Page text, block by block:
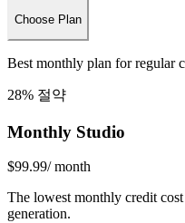
Choose Plan
Best monthly plan for regular
28% 절약
Monthly Studio
$99.99/ month
The lowest monthly credit
generation.